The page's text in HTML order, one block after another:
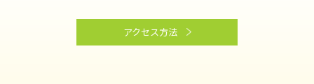
アクセス方法